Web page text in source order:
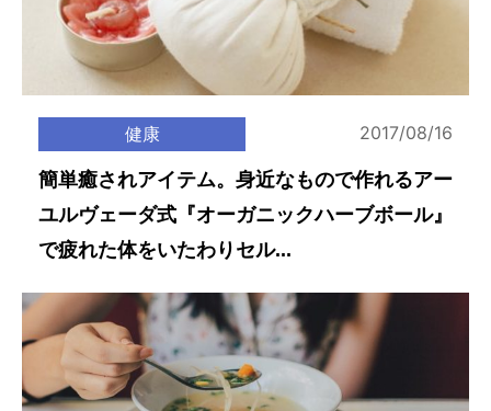
健康 2017/08/16
簡単癒されアイテム。身近なもので作れるアー
ユルヴェーダ式『オーガニックハーブボール』
で疲れた体をいたわりセル...